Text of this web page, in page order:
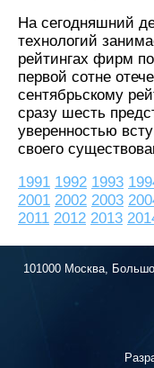
На сегодняшний
технологий
рейтингах фирм
первой сотне
сентябрьскому
сразу шесть
уверенностью
своего
1991 1992 1993
2001 2002 2003
2011 2012 2013
101000 Москва,